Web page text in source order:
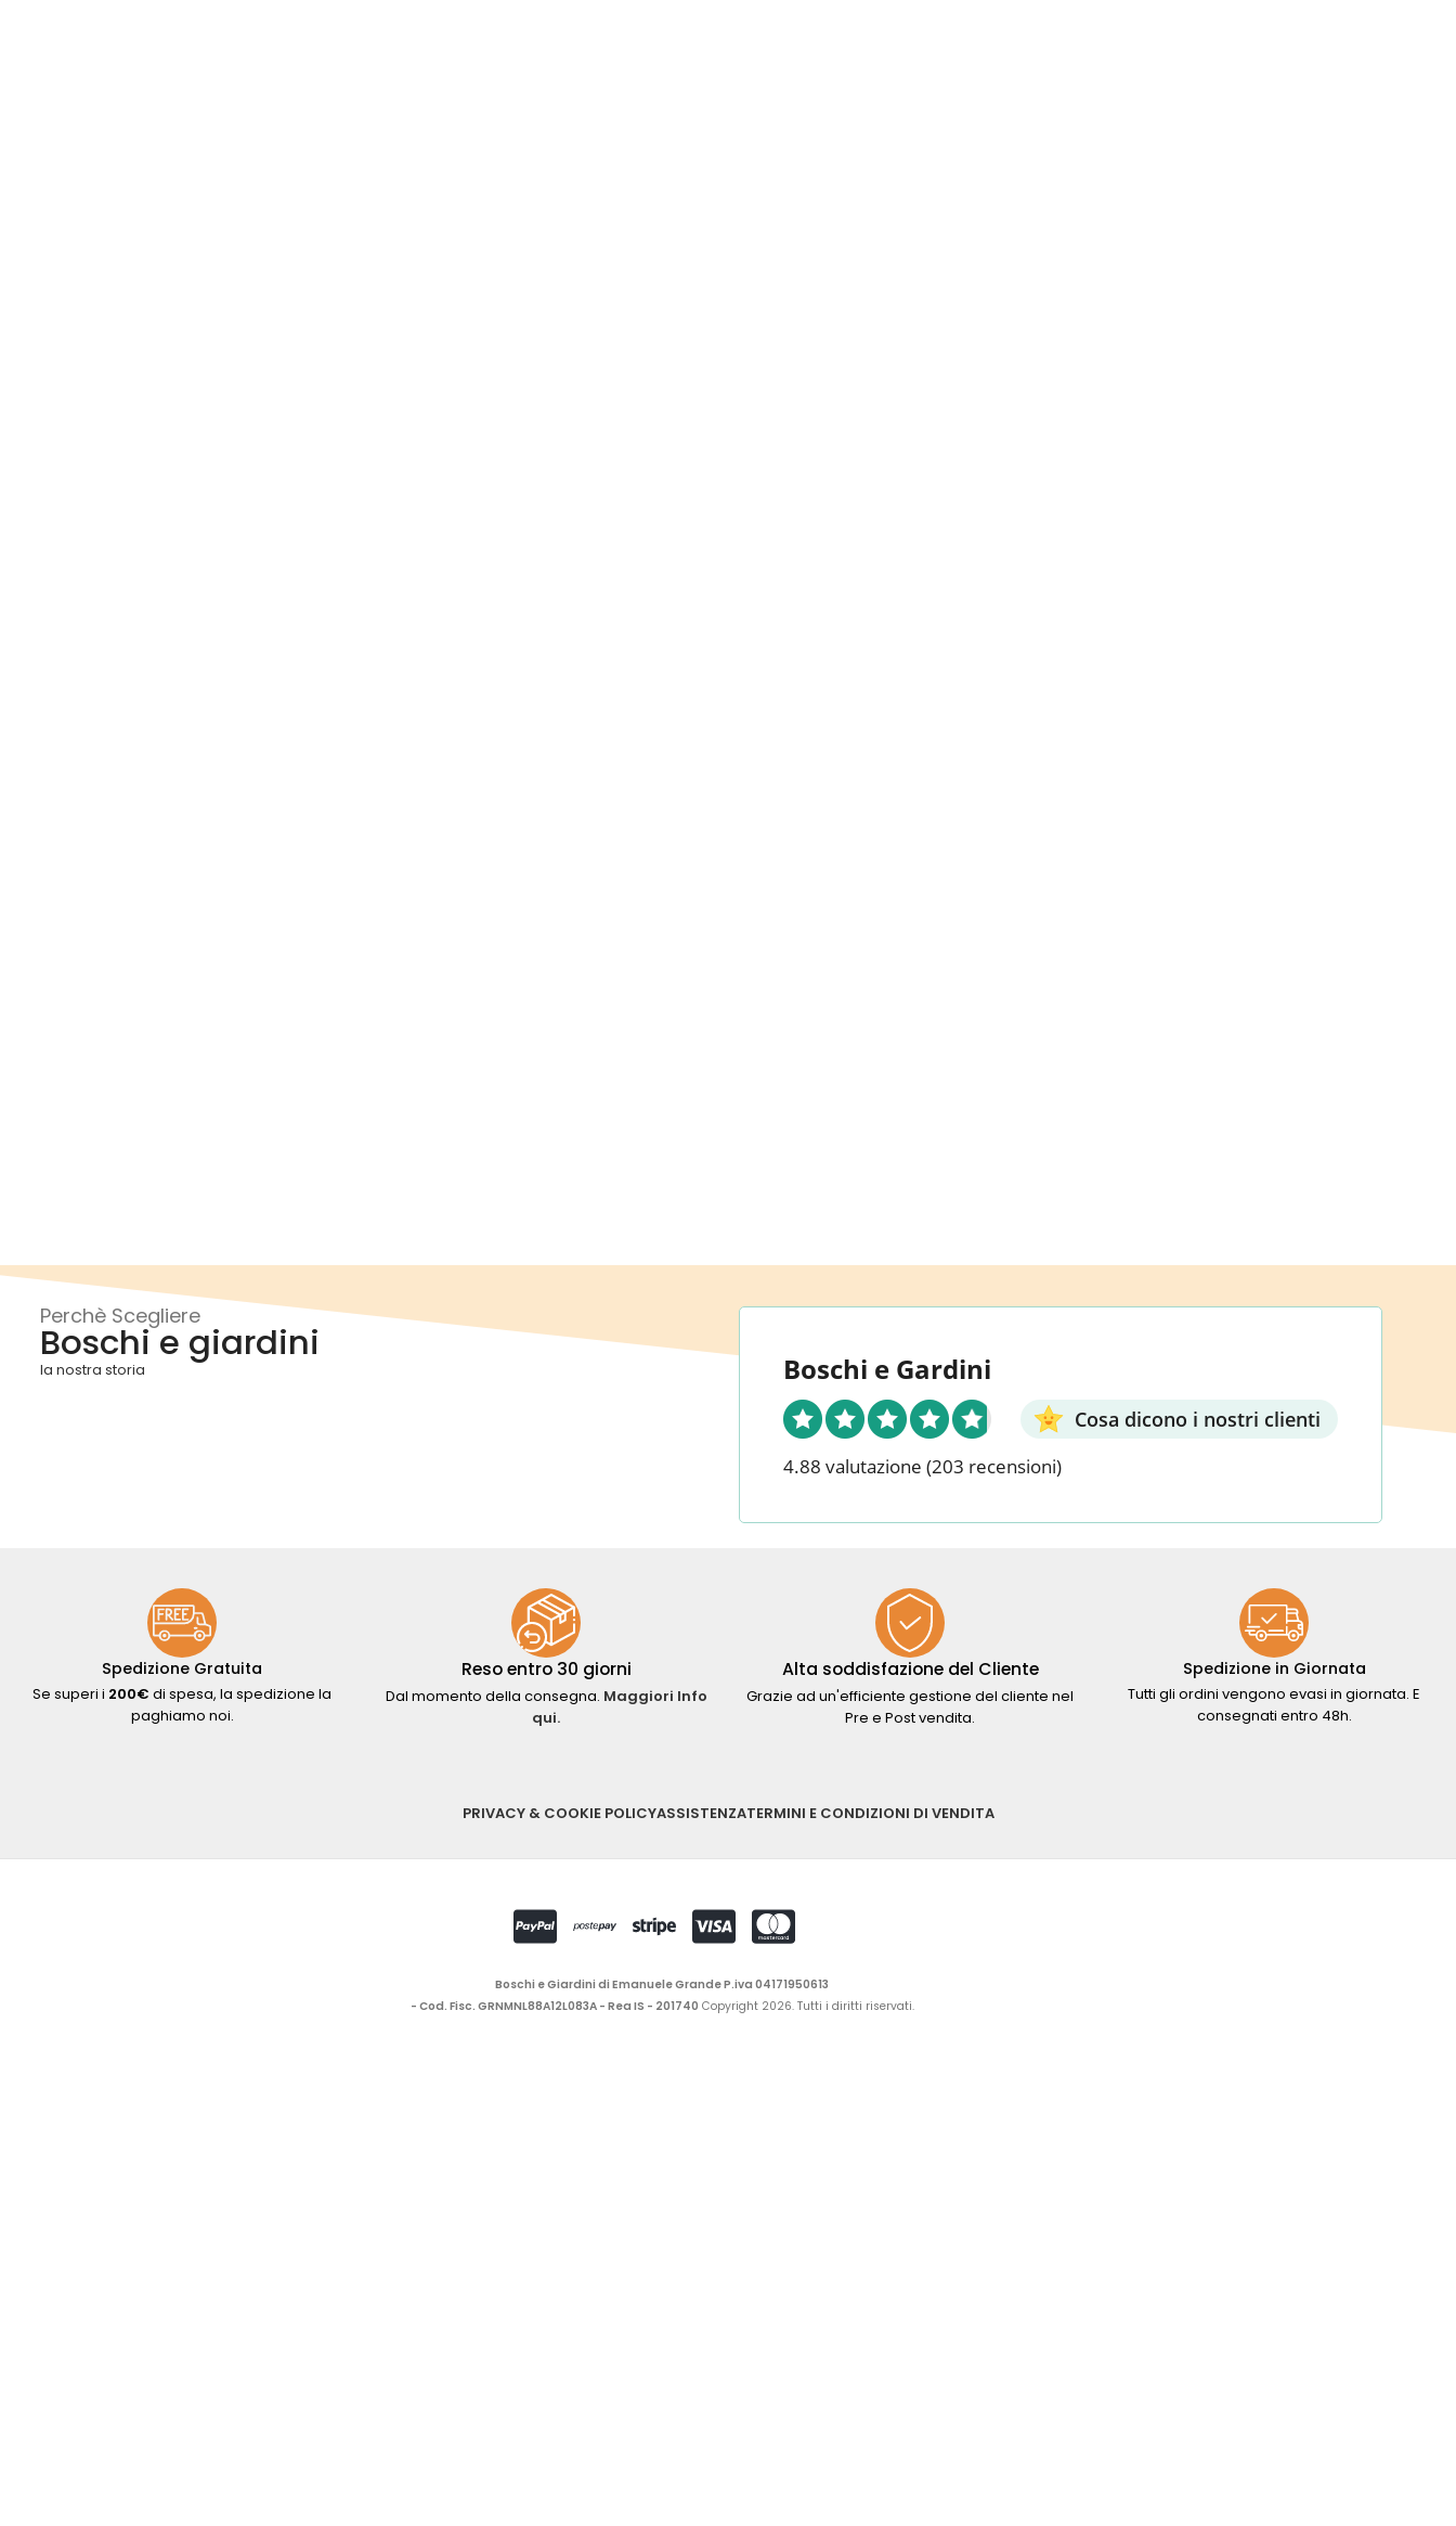
Perchè Scegliere
Boschi e giardini
la nostra storia Boschi e Gardini
Cosa dicono i nostri clienti
4.88 valutazione (203 recensioni)
Spedizione Gratuita
Se superi i 200€ di spesa, la spedizione la
paghiamo noi.
Reso entro 30 giorni
Dal momento della consegna. Maggiori Info
qui.
Alta soddisfazione del Cliente
Grazie ad un'efficiente gestione del cliente nel
Pre e Post vendita.
Spedizione in Giornata
Tutti gli ordini vengono evasi in giornata. E
consegnati entro 48h.
PRIVACY & COOKIE POLICYASSISTENZATERMINI E CONDIZIONI DI VENDITA
Boschi e Giardini di Emanuele Grande P.iva 04171950613
- Cod. Fisc. GRNMNL88A12L083A - Rea IS - 201740 Copyright 2026. Tutti i diritti riservati.